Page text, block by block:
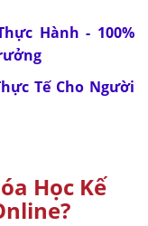
Hành - 100%
Tế Cho Người
Học Kế